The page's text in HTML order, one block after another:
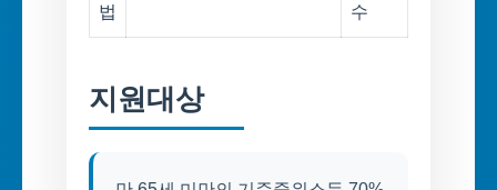
법
수
지원대상